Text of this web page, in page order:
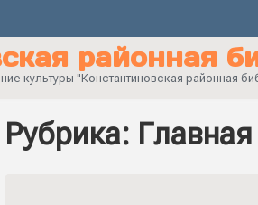
районная
культуры "Константиновская районная
Рубрика: